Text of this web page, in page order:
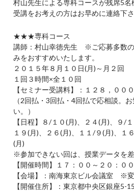
村山先生による専科コースが残席5名
受講をお考えの方はお早めに連絡下
★★★専科コース
講師：村山幸徳先生 ※ご応募多数
みをおすすめいたします。
２０１５年８月１０日(月)～月２回
１回３時間×全１０回
【セミナー受講料】：１２８，０
（2回払・3回払・4回払で応相談。
い。）
【日程】８/１０(月)、２４(月)、９/
１９(月)、２６(月)、１１/９(月)、１
(月)
※参加できない回は、授業データを差
【開催時間】１７：００～２０：００
【会場】：南海東京ビル会議室 ※
【開催住所】：東京都中央区銀座